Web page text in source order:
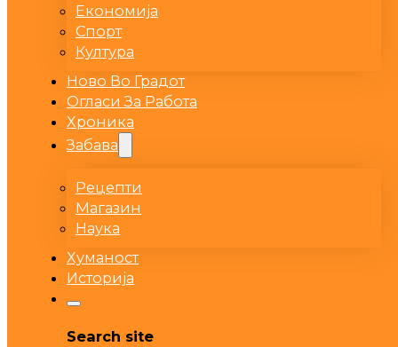
Економија
Спорт
Култура
Ново Во Градот
Огласи За Работа
Хроника
Забава
Рецепти
Магазин
Наука
Хуманост
Историја
Search site